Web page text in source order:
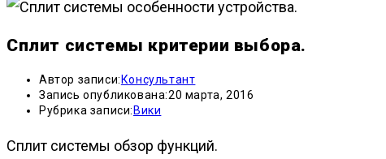
Сплит системы критерии выбора.
Автор записи: Консультант
Запись опубликована:20 марта, 2016
Рубрика записи: Вики
Сплит системы обзор функций.